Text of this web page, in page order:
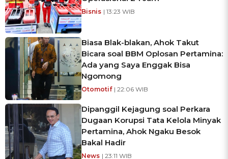
Bisnis | 13:23 WIB
Biasa Blak-blakan, Ahok Takut
Bicara soal BBM Oplosan Pertamina:
Ada yang Saya Enggak Bisa
Ngomong
Otomotif | 22:06 WIB
Dipanggil Kejagung soal Perkara
Dugaan Korupsi Tata Kelola Minyak
Pertamina, Ahok Ngaku Besok
Bakal Hadir
News | 23:11 WIB